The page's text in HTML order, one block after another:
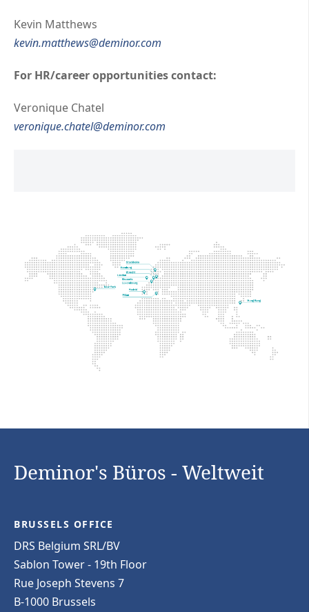
Kevin Matthews
kevin.matthews@deminor.com
For HR/career opportunities contact:
Veronique Chatel
veronique.chatel@deminor.com
Deminor's Büros - Weltweit
BRUSSELS OFFICE
DRS Belgium SRL/BV
Sablon Tower - 19th Floor
Rue Joseph Stevens 7
B-1000 Brussels